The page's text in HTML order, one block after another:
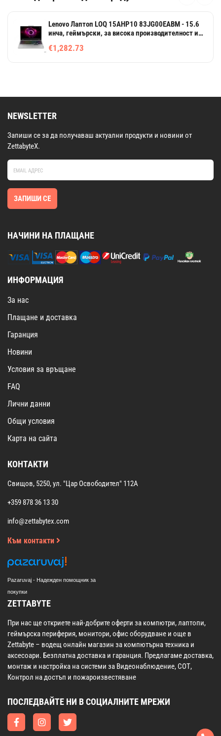
Lenovo Лаптоп LOQ 15AHP10 83JG00EABM - 15.6
инча, геймърски, за висока производителност и
€1,282.73
NEWSLETTER
Запиши се за да получаваш актуални продукти и новини от
ZettabyteX.
ЗАПИШИ СЕ
НАЧИНИ НА ПЛАЩАНЕ
ИНФОРМАЦИЯ
За нас
Плащане и доставка
Гаранция
Новини
Условия за връщане
FAQ
Лични данни
Общи условия
Карта на сайта
КОНТАКТИ
Свищов, 5250, ул. "Цар Освободител" 112А
+359 878 36 13 30
info@zettabytex.com
Към контакти
Pazaruvaj - Надежден помощник за
покупки
ZETTABYTE
При нас ще откриете най-добрите оферти за компютри, лаптопи,
геймърска периферия, монитори, офис оборудване и още в
Zettabyte – водещ онлайн магазин за компютърна техника и
аксесоари. Безплатна доставка и гаранция. Предлагаме доставка,
монтаж и настройка на системи за Видеонаблюдение, СОТ,
Контрол на достъп и пожароизвестяване
ПОСЛЕДВАЙТЕ НИ В СОЦИАЛНИТЕ МРЕЖИ